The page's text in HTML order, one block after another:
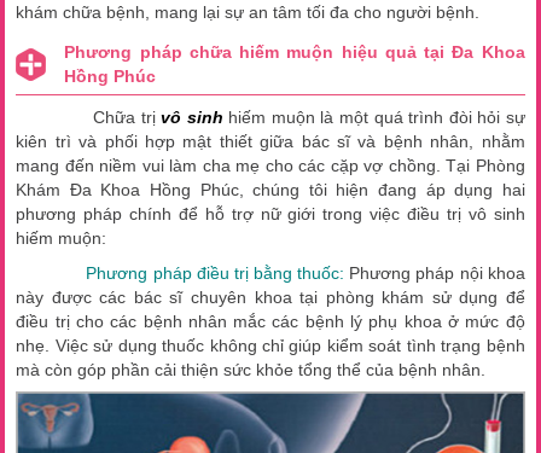
khám chữa bệnh, mang lại sự an tâm tối đa cho người bệnh.
Phương pháp chữa hiếm muộn hiệu quả tại Đa Khoa
Hồng Phúc
Chữa trịvô sinh hiếm muộn là một quá trình đòi hỏi sự
kiên trì và phối hợp mật thiết giữa bác sĩ và bệnh nhân, nhằm
mang đến niềm vui làm cha mẹ cho các cặp vợ chồng. Tại Phòng
Khám Đa Khoa Hồng Phúc, chúng tôi hiện đang áp dụng hai
phương pháp chính để hỗ trợ nữ giới trong việc điều trị vô sinh
hiếm muộn:
Phương pháp điều trị bằng thuốc: Phương pháp nội khoa
này được các bác sĩ chuyên khoa tại phòng khám sử dụng để
điều trị cho các bệnh nhân mắc các bệnh lý phụ khoa ở mức độ
nhẹ. Việc sử dụng thuốc không chỉ giúp kiểm soát tình trạng bệnh
mà còn góp phần cải thiện sức khỏe tổng thể của bệnh nhân.